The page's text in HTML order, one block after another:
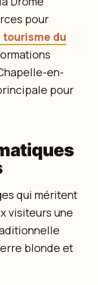
pour
du
en-
pour
qui méritent
visiteurs une
blonde et